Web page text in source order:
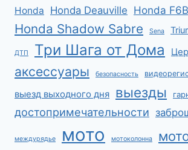
Honda Honda Deauville Honda F6B
Honda Shadow Sabre Sena
ДТП Три Шага от Дома
аксессуары безопасность
выезд выходного дня выезды
достопримечательности
междурядье мото мотоколонна